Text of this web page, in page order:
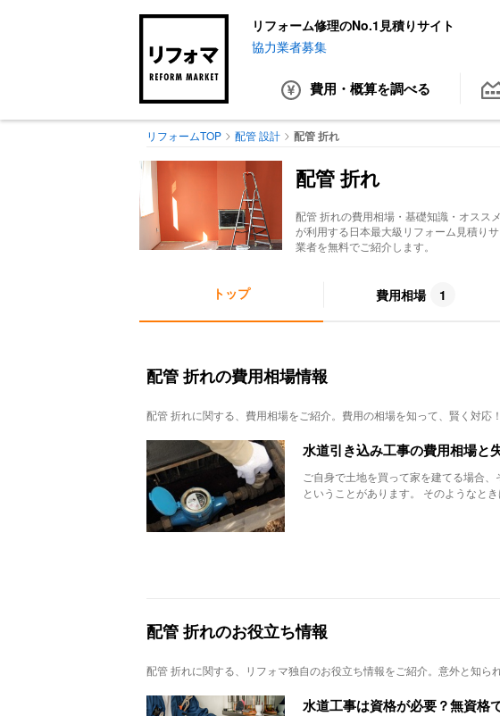
リフォーム修理のNo.1見積りサイト
協力業者募集
費用・概算を調べる
リフォームTOP 配管 設計 配管 折れ
配管 折れ
配管 折れの費用相場・基礎知識・オスス
が利用する日本最大級リフォーム見積り
業者を無料でご紹介します。
トップ 費用相場 1
配管 折れの費用相場情報
配管 折れに関する、費用相場をご紹介。費用の相場を知って、賢く対応！
水道引き込み工事の費用相場と
ご自身で土地を買って家を建てる場合
ということがあります。 そのようなと
配管 折れのお役立ち情報
配管 折れに関する、リフォマ独自のお役立ち情報をご紹介。意外と知ら
水道工事は資格が必要？無資格